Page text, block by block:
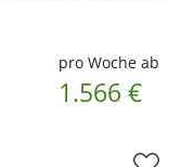
pro Woche ab
1.566 €